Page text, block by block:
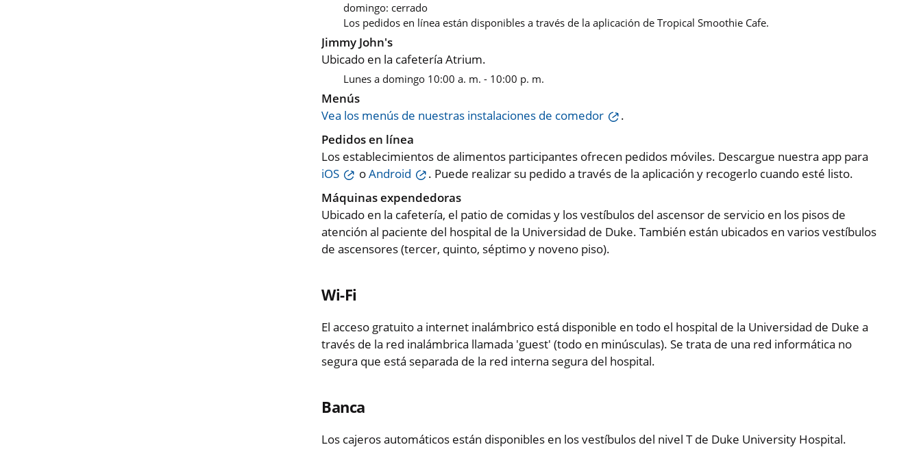
domingo: cerrado
Los pedidos en línea están disponibles a través de la aplicación de Tropical Smoothie Cafe.
Jimmy John's
Ubicado en la cafetería Atrium.
Lunes a domingo 10:00 a. m. - 10:00 p. m.
Menús
Vea los menús de nuestras instalaciones de comedor
.
Pedidos en línea
Los establecimientos de alimentos participantes ofrecen pedidos móviles. Descargue nuestra app para
iOS
oAndroid
. Puede realizar su pedido a través de la aplicación y recogerlo cuando esté listo.
Máquinas expendedoras
Ubicado en la cafetería, el patio de comidas y los vestíbulos del ascensor de servicio en los pisos de
atención al paciente del hospital de la Universidad de Duke. También están ubicados en varios vestíbulos
de ascensores (tercer, quinto, séptimo y noveno piso).
Wi-Fi
El acceso gratuito a internet inalámbrico está disponible en todo el hospital de la Universidad de Duke a
través de la red inalámbrica llamada 'guest' (todo en minúsculas). Se trata de una red informática no
segura que está separada de la red interna segura del hospital.
Banca
Los cajeros automáticos están disponibles en los vestíbulos del nivel T de Duke University Hospital.